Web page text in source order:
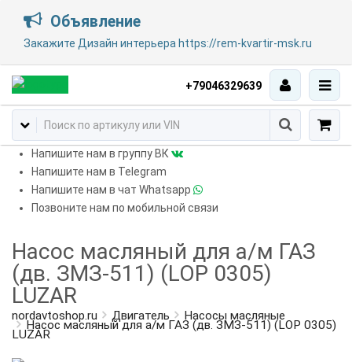
Объявление
Закажите Дизайн интерьера https://rem-kvartir-msk.ru
+79046329639
Напишите нам в группу ВК
Напишите нам в Telegram
Напишите нам в чат Whatsapp
Позвоните нам по мобильной связи
Насос масляный для а/м ГАЗ
(дв. ЗМЗ-511) (LOP 0305)
LUZAR
nordavtoshop.ru Двигатель Насосы масляные
Насос масляный для а/м ГАЗ (дв. ЗМЗ-511) (LOP 0305)
LUZAR